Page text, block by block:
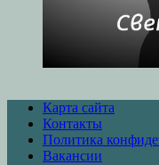
Карта сайта
Контакты
Политика
Вакансии